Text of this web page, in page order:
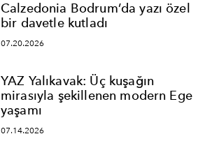
Calzedonia Bodrum’da yazı özel
bir davetle kutladı
07.20.2026
YAZ Yalıkavak: Üç kuşağın
mirasıyla şekillenen modern Ege
yaşamı
07.14.2026